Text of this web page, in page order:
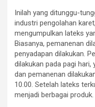
Inilah yang ditunggu-
industri pengolahan
mengumpulkan lateks
Biasanya, pemanenan
penyadapan dilakukan.
dilakukan pada pagi hari,
dan pemanenan
10.00. Setelah lateks
menjadi berbagai produk.